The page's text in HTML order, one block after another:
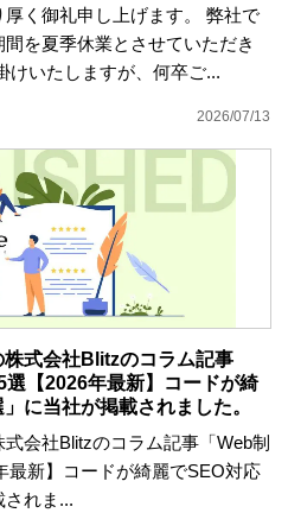
く御礼申し上げます。 弊社で
を夏季休業とさせていただき
けいたしますが、何卒ご...
2026/07/13
式会社Blitzのコラム記事
選【2026年最新】コードが綺
に当社が掲載されました。
会社Blitzのコラム記事「Web制
最新】コードが綺麗でSEO対応
されま...